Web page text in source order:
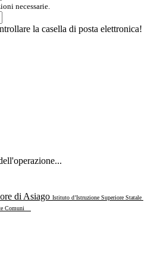
necessarie.
la casella di posta elettronica!
Istituto d’Istruzione Superiore Statale
Comuni